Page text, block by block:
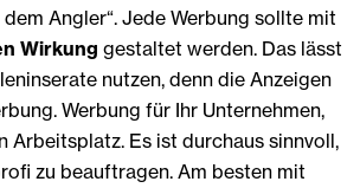
Angler“. Jede Werbung sollte mit
Wirkung gestaltet werden. Das lässt
nutzen, denn die Anzeigen
Werbung für Ihr Unternehmen,
Arbeitsplatz. Es ist durchaus sinnvoll,
zu beauftragen. Am besten mit